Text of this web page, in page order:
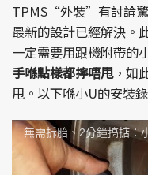
TPMS“外裝”有討論
最新的設計已經解決。
一定需要用跟機附帶的
手喺點樣都擰唔甩，如
甩。以下喺小U的安裝
無需拆胎、2分鐘搞掂：